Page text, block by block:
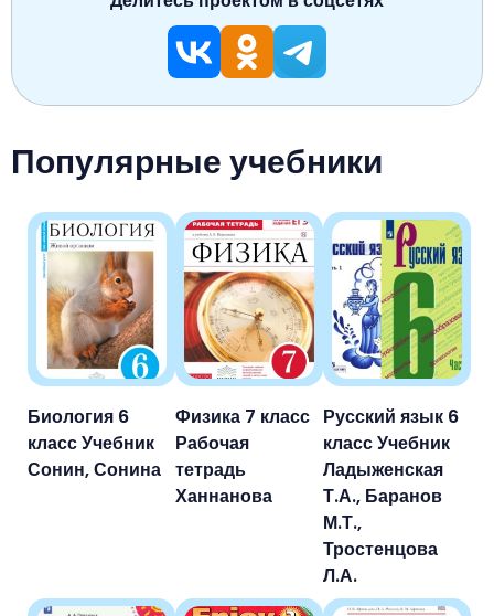
Популярные учебники
Биология 6
класс Учебник
Сонин, Сонина
Физика 7 класс
Рабочая
тетрадь
Ханнанова
Русский язык 6
класс Учебник
Ладыженская
Т.А., Баранов
М.Т.,
Тростенцова
Л.А.